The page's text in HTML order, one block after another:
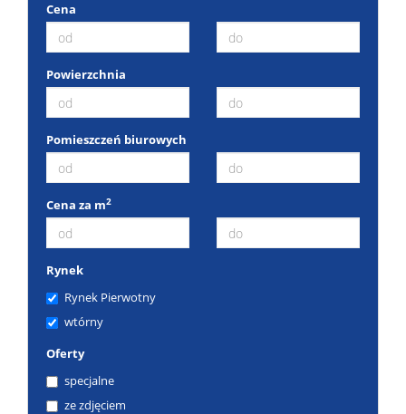
Cena
Powierzchnia
Pomieszczeń biurowych
Cena za m2
Rynek
Rynek Pierwotny
wtórny
Oferty
specjalne
ze zdjęciem